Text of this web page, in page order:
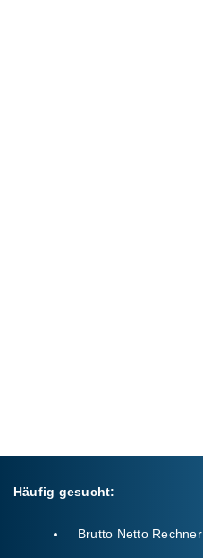
Häufig gesucht:
Brutto Netto Rechner